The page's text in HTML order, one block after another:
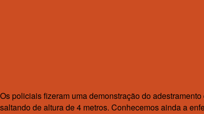
Os policiais fizeram uma demonstração do
saltando de altura de 4 metros. Conhecemos ainda a